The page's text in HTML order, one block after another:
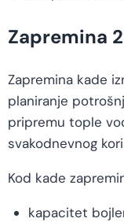
Zapremina
Zapremina kade
planiranje
pripremu tople
svakodnevnog
Kod kade
kapacitet